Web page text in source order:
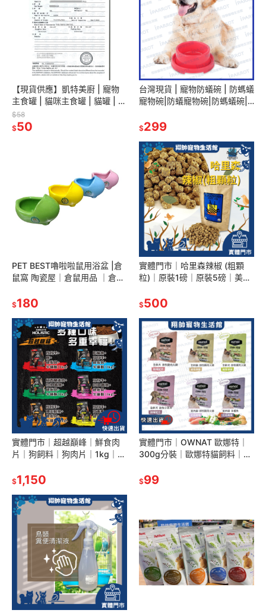
【現貨供應】凱特美廚 | 寵物
主食罐 | 貓咪主食罐 | 貓罐 | 貓
罐頭 | 貓食品 | 翔帥寵物生活館
$58
$50
台灣現貨 | 寵物防蟻碗 | 防螞蟻
寵物碗|防蟻寵物碗|防螞蟻碗|
碗|翔帥寵物生活館
$299
PET BEST嚕啦啦鼠用浴盆 |倉
鼠窩 陶瓷屋｜倉鼠用品 ｜倉鼠
$180
實體門市｜哈里森辣椒 (粗顆
粒)｜原裝1磅｜原裝5磅｜美國
料｜鳥飼料｜翔帥寵物生活館
$500
實體門市｜超越巔峰｜鮮食肉
片｜狗飼料｜狗肉片｜1kg｜狗
超越顛峰｜翔帥寵物活館
$1,150
實體門市｜OWNAT 歐娜特｜
300g分裝｜歐娜特貓飼料｜無
飼料｜翔帥寵物生活館｜AAA
$99